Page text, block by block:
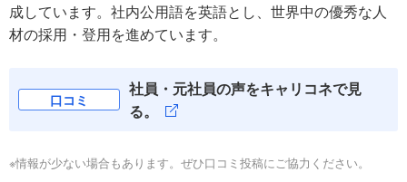
成しています。社内公用語を英語とし、世界中の優秀な人
材の採用・登用を進めています。
口コミ
社員・元社員の声をキャリコネで見
る。
※情報が少ない場合もあります。ぜひ口コミ投稿にご協力ください。